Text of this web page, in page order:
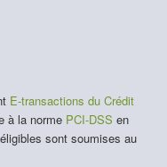
E-transactions du Crédit
à la norme PCI-DSS en
sont soumises au